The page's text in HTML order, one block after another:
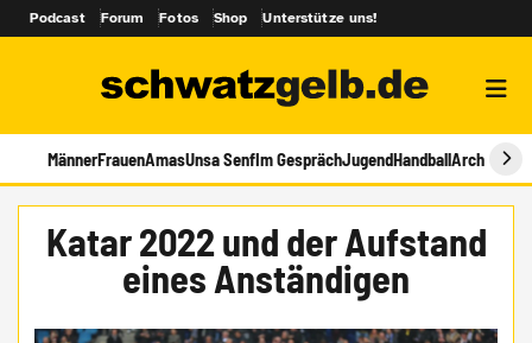
Podcast Forum Fotos Shop Unterstütze uns!
MännerFrauenAmasUnsa SenfIm GesprächJugendHandballArchiv
Katar 2022 und der Aufstand
eines Anständigen